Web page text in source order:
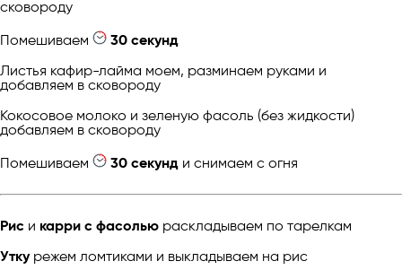
сковороду
Помешиваем
30 секунд
Листья кафир-лайма моем, разминаем руками и
добавляем в сковороду
Кокосовое молоко и зеленую фасоль (без жидкости)
добавляем в сковороду
Помешиваем
30 секунд и снимаем с огня
Рис и карри с фасолью раскладываем по тарелкам
Уткурежем ломтиками и выкладываем на рис